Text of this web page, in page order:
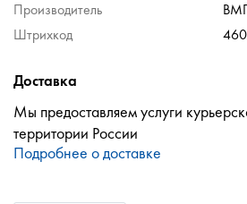
Производитель
Штрихкод
Доставка
Мы предоставляем услуги
территории России
Подробнее о доставке